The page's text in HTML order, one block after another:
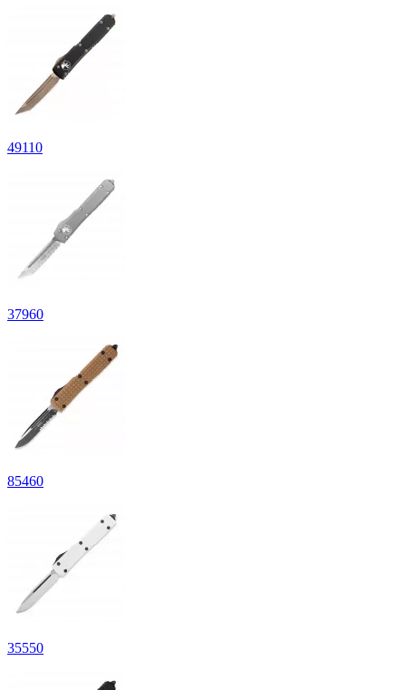
49110
37960
85460
35550